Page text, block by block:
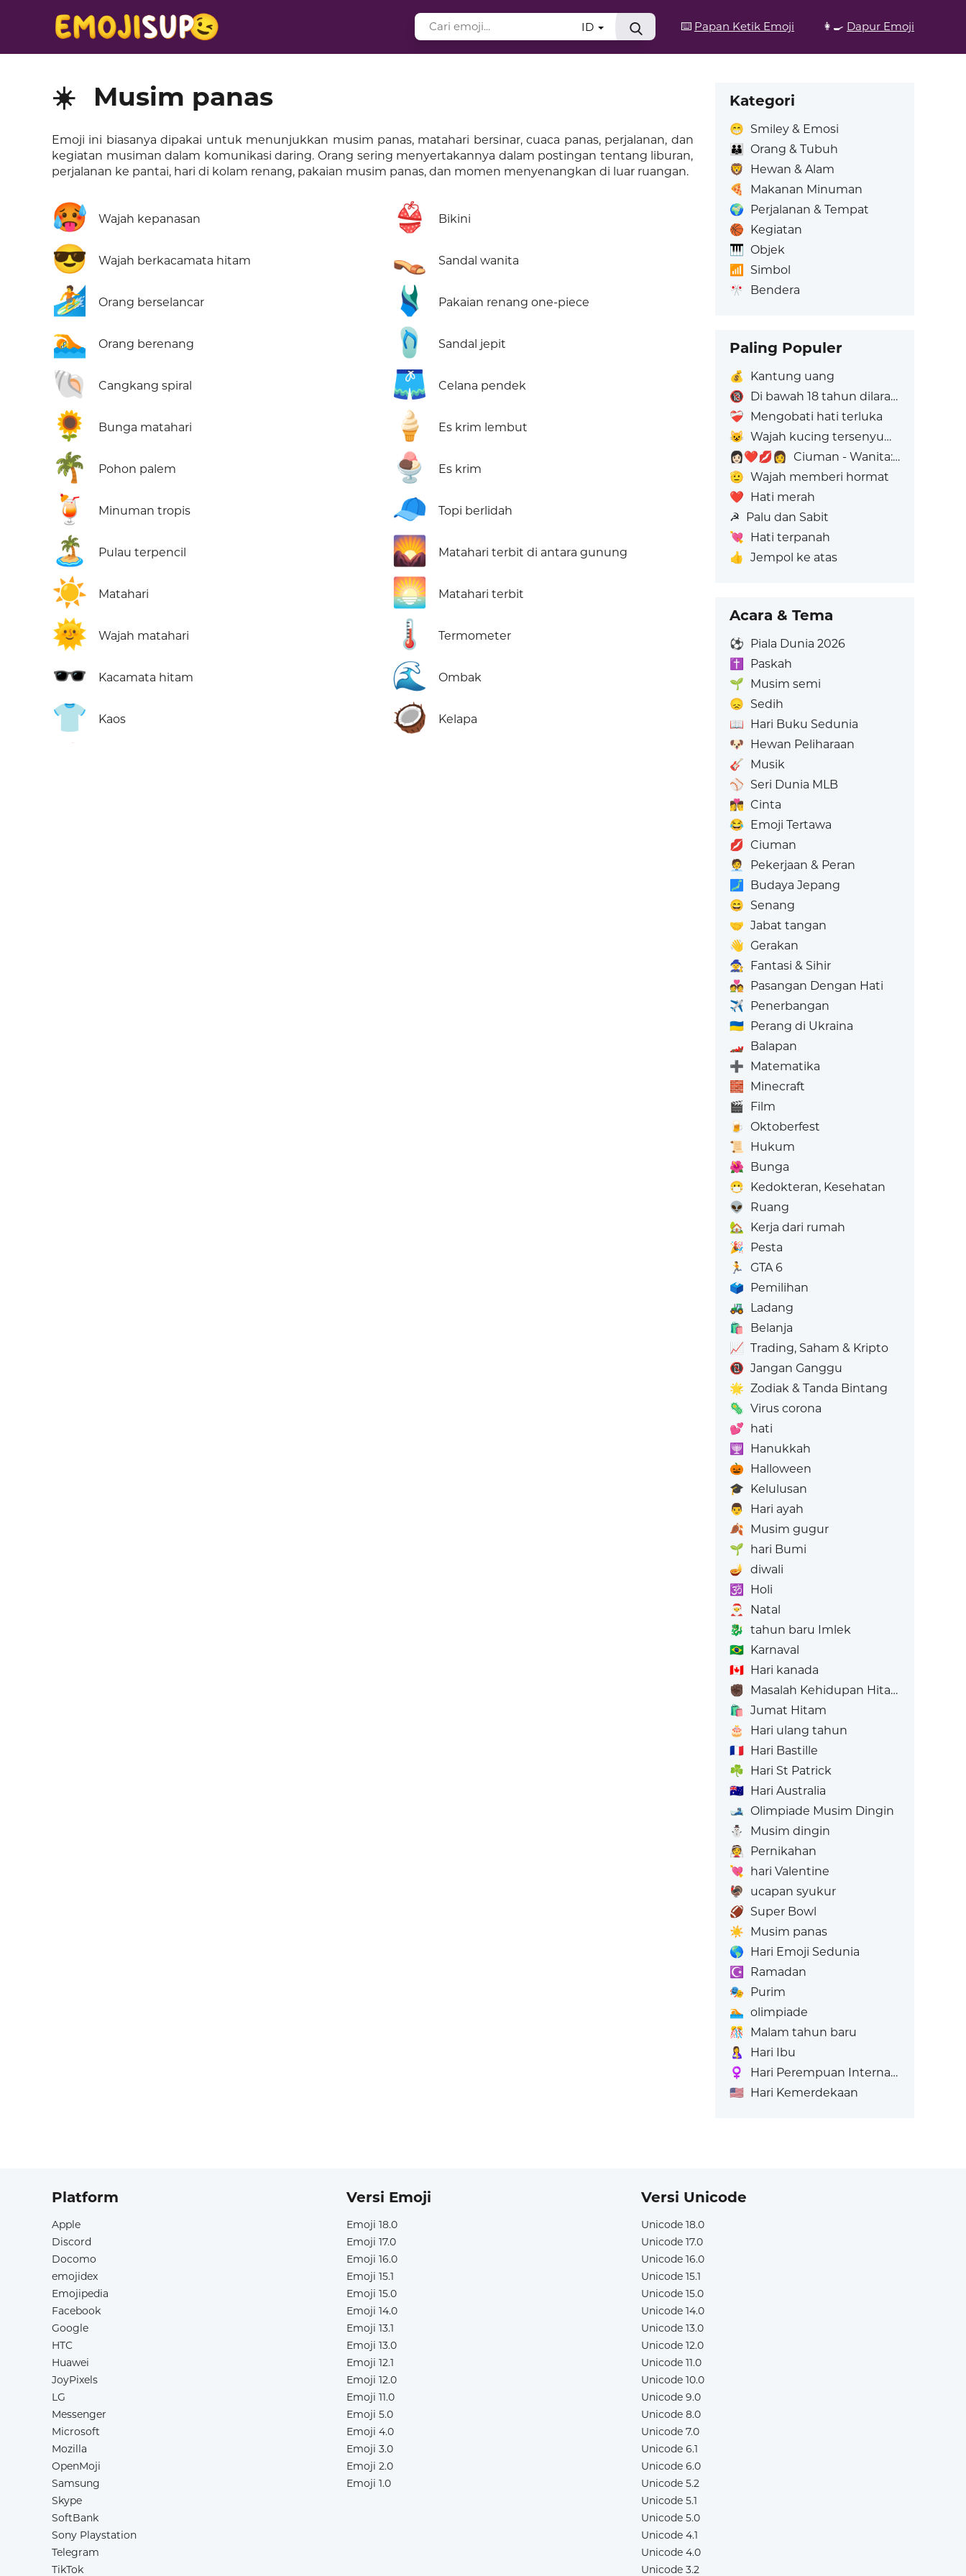
⌨️ Papan Ketik Emoji 👩‍🍳 Dapur Emoji
ID
☀️ Musim panas
Emoji ini biasanya dipakai untuk menunjukkan musim panas, matahari bersinar, cuaca panas, perjalanan, dan
kegiatan musiman dalam komunikasi daring. Orang sering menyertakannya dalam postingan tentang liburan,
perjalanan ke pantai, hari di kolam renang, pakaian musim panas, dan momen menyenangkan di luar ruangan.
🥵 Wajah kepanasan
😎 Wajah berkacamata hitam
🏄 Orang berselancar
🏊 Orang berenang
🐚 Cangkang spiral
🌻 Bunga matahari
🌴 Pohon palem
🍹 Minuman tropis
🏝️ Pulau terpencil
☀️ Matahari
🌞 Wajah matahari
🕶️ Kacamata hitam
👕 Kaos
👙 Bikini
👡 Sandal wanita
🩱 Pakaian renang one-piece
🩴 Sandal jepit
🩳 Celana pendek
🍦 Es krim lembut
🍨 Es krim
🧢 Topi berlidah
🌄 Matahari terbit di antara gunung
🌅 Matahari terbit
🌡️ Termometer
🌊 Ombak
🥥 Kelapa
Kategori
😁 Smiley & Emosi
👪
Orang & Tubuh
🦁
Hewan & Alam
🍕
Makanan Minuman
🌍 Perjalanan & Tempat
🏀 Kegiatan
🎹 Objek
📶
Simbol
🎌 Bendera
Paling Populer
💰
Kantung uang
🔞 Di bawah 18 tahun dilarang
❤️‍🩹 Mengobati hati terluka
😺 Wajah kucing tersenyum lebar
👩🏻‍❤️‍💋‍👩 Ciuman - Wanita: Warna Kulit Cerah, Wanita: Tanpa Warna Kulit
🫡 Wajah memberi hormat
❤️ Hati merah
☭ Palu dan Sabit
💘 Hati terpanah
👍 Jempol ke atas
Acara & Tema
⚽ Piala Dunia 2026
✝️
Paskah
🌱 Musim semi
😞 Sedih
📖 Hari Buku Sedunia
🐶 Hewan Peliharaan
🎸 Musik
⚾ Seri Dunia MLB
👩‍❤️‍💋‍👨 Cinta
😂 Emoji Tertawa
💋 Ciuman
🧑‍💼
Pekerjaan & Peran
🗾
Budaya Jepang
😄 Senang
🤝 Jabat tangan
👋 Gerakan
🧙 Fantasi & Sihir
💑 Pasangan Dengan Hati
✈️ Penerbangan
🇺🇦 Perang di Ukraina
🏎️ Balapan
➕ Matematika
🧱 Minecraft
🎬 Film
🍺
Oktoberfest
📜
Hukum
🌺 Bunga
😷 Kedokteran, Kesehatan
👽
Ruang
🏡
Kerja dari rumah
🎉 Pesta
🏃
GTA 6
🗳️ Pemilihan
🚜 Ladang
🛍️
Belanja
📈 Trading, Saham & Kripto
📵 Jangan Ganggu
🌟 Zodiak & Tanda Bintang
🦠 Virus corona
💕 hati
🕎
Hanukkah
🎃 Halloween
🎓 Kelulusan
👨
Hari ayah
🍂 Musim gugur
🌱 hari Bumi
🪔 diwali
🕉️
Holi
🎅
Natal
🐉 tahun baru Imlek
🇧🇷 Karnaval
🇨🇦 Hari kanada
✊🏿 Masalah Kehidupan Hitam
🛍️ Jumat Hitam
🎂
Hari ulang tahun
🇫🇷 Hari Bastille
☘️ Hari St Patrick
🇦🇺 Hari Australia
🎿 Olimpiade Musim Dingin
⛄
Musim dingin
👰 Pernikahan
💘 hari Valentine
🦃
ucapan syukur
🏈 Super Bowl
☀️ Musim panas
🌎 Hari Emoji Sedunia
☪️
Ramadan
🎭 Purim
🏊 olimpiade
🎊
Malam tahun baru
🤱
Hari Ibu
♀️
Hari Perempuan Internasional
🇺🇸 Hari Kemerdekaan
Platform
Apple
Discord
Docomo
emojidex
Emojipedia
Facebook
Google
HTC
Huawei
JoyPixels
LG
Messenger
Microsoft
Mozilla
OpenMoji
Samsung
Skype
SoftBank
Sony Playstation
Telegram
TikTok
Versi Emoji
Emoji 18.0
Emoji 17.0
Emoji 16.0
Emoji 15.1
Emoji 15.0
Emoji 14.0
Emoji 13.1
Emoji 13.0
Emoji 12.1
Emoji 12.0
Emoji 11.0
Emoji 5.0
Emoji 4.0
Emoji 3.0
Emoji 2.0
Emoji 1.0
Versi Unicode
Unicode 18.0
Unicode 17.0
Unicode 16.0
Unicode 15.1
Unicode 15.0
Unicode 14.0
Unicode 13.0
Unicode 12.0
Unicode 11.0
Unicode 10.0
Unicode 9.0
Unicode 8.0
Unicode 7.0
Unicode 6.1
Unicode 6.0
Unicode 5.2
Unicode 5.1
Unicode 5.0
Unicode 4.1
Unicode 4.0
Unicode 3.2